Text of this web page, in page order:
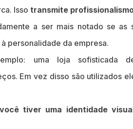
Isso transmite
a ser mais notado se as
personalidade da empresa.
uma loja sofisticada
Em vez disso são utilizados
tiver uma identidade